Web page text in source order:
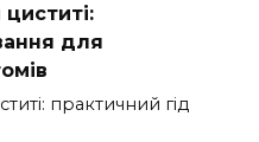
для
практичний гід